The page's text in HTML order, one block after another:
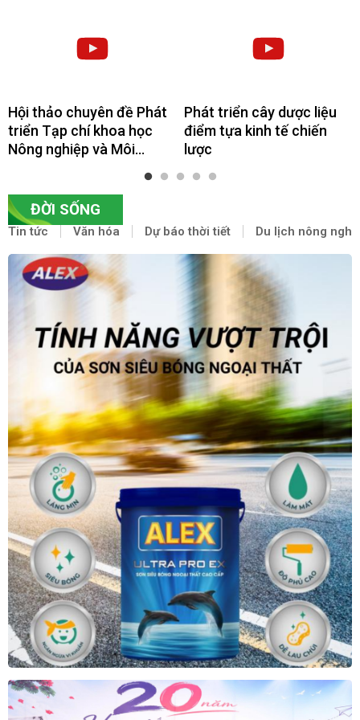
Hội thảo chuyên đề Phát
triển Tạp chí khoa học
Nông nghiệp và Môi
Phát triển cây dược liệu
điểm tựa kinh tế chiến
lược
ĐỜI SỐNG
Tin tức Văn hóa Dự báo thời tiết Du lịch nông